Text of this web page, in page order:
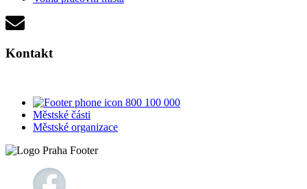
Kontakt
800 100 000
Městské části
Městské organizace